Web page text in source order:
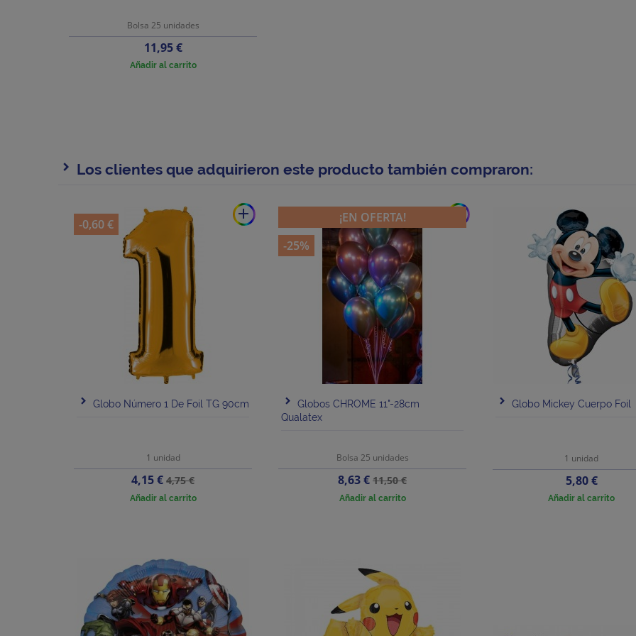
Bolsa 25 unidades
Precio
11,95 €
Añadir al carrito
Los clientes que adquirieron este producto también compraron:
add
Globo Número 1 De Foil TG 90cm
1 unidad
Precio
4,15 €Precio
base
4,75 €
Añadir al carrito
-0,60 €
add
Globos CHROME 11"-28cm
Qualatex
Bolsa 25 unidades
Precio
8,63 €Precio
base
11,50 €
Añadir al carrito
¡EN OFERTA!
-25%
Globo Mickey Cuerpo Foil
1 unidad
Precio
5,80 €
Añadir al carrito